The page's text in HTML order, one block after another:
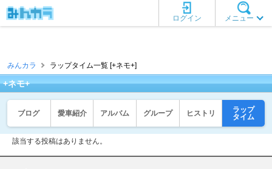
メニュー
ログイン
みんカラ ラップタイム一覧 [+ネモ+]
+ネモ+
ブログ 愛車紹介 アルバム グループ ヒストリ
ラップ
タイム
該当する投稿はありません。